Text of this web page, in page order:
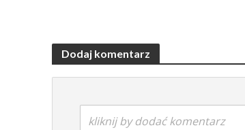
Dodaj komentarz
kliknij by dodać komentarz